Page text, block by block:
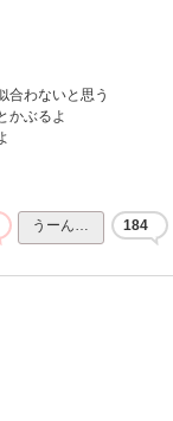
合わないと思う
かぶるよ
うーん… 184